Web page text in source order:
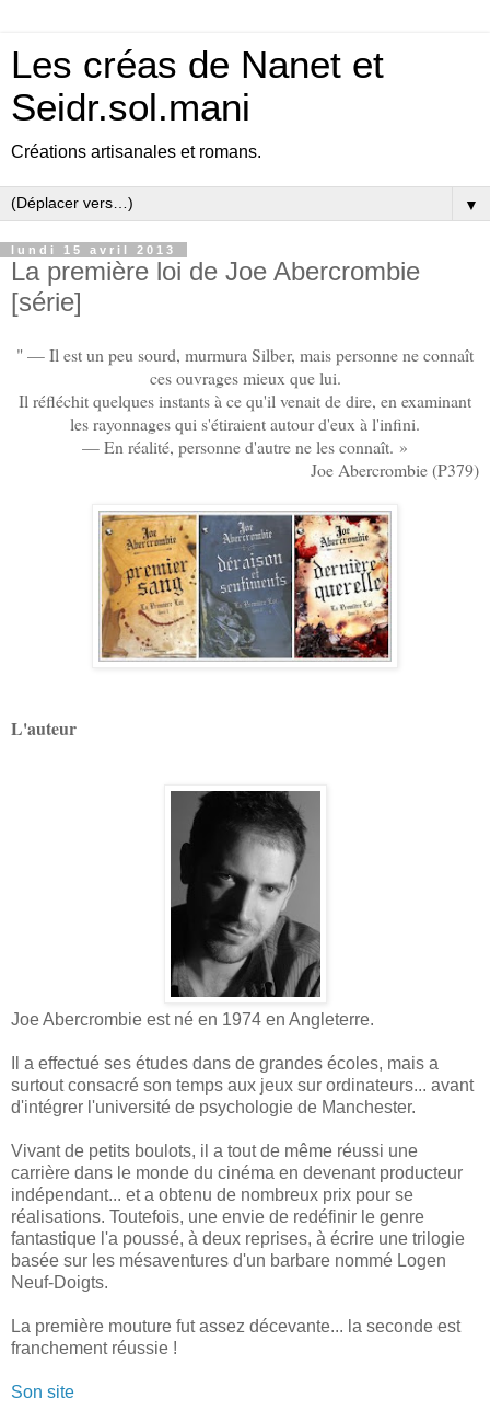
Les créas de Nanet et
Seidr.sol.mani
Créations artisanales et romans.
▼
lundi 15 avril 2013
La première loi de Joe Abercrombie
[série]
" — Il est un peu sourd, murmura Silber, mais personne ne connaît
ces ouvrages mieux que lui.
Il réfléchit quelques instants à ce qu'il venait de dire, en examinant
les rayonnages qui s'étiraient autour d'eux à l'infini.
— En réalité, personne d'autre ne les connaît. »
Joe Abercrombie (P379)
L'auteur
Joe Abercrombie est né en 1974 en Angleterre.
Il a effectué ses études dans de grandes écoles, mais a
surtout consacré son temps aux jeux sur ordinateurs... avant
d'intégrer l'université de psychologie de Manchester.
Vivant de petits boulots, il a tout de même réussi une
carrière dans le monde du cinéma en devenant producteur
indépendant... et a obtenu de nombreux prix pour se
réalisations. Toutefois, une envie de redéfinir le genre
fantastique l'a poussé, à deux reprises, à écrire une trilogie
basée sur les mésaventures d'un barbare nommé Logen
Neuf-Doigts.
La première mouture fut assez décevante... la seconde est
franchement réussie !
Son site